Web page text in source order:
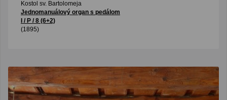
Kostol sv. Bartolomeja
Jednomanuálový organ s pedálom
I / P / 8 (6+2)
(1895)